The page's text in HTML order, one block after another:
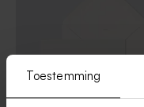
Toestemming